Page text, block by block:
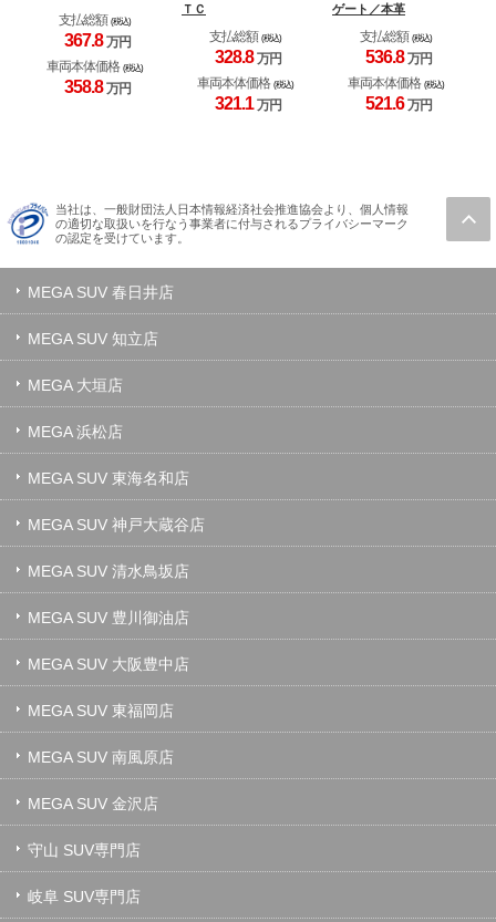
支払総額 (税込)
367.8 万円
車両本体価格 (税込)
358.8 万円
ＴＣ
支払総額 (税込)
328.8 万円
車両本体価格 (税込)
321.1 万円
ゲート／本革
支払総額 (税込)
536.8 万円
車両本体価格 (税込)
521.6 万円
当社は、一般財団法人日本情報経済社会推進協会より、個人情報
の適切な取扱いを行なう事業者に付与されるプライバシーマーク
の認定を受けています。
MEGA SUV 春日井店
MEGA SUV 知立店
MEGA 大垣店
MEGA 浜松店
MEGA SUV 東海名和店
MEGA SUV 神戸大蔵谷店
MEGA SUV 清水鳥坂店
MEGA SUV 豊川御油店
MEGA SUV 大阪豊中店
MEGA SUV 東福岡店
MEGA SUV 南風原店
MEGA SUV 金沢店
守山 SUV専門店
岐阜 SUV専門店